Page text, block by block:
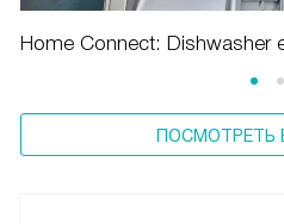
Home Connect: Dishwasher
ПОСМОТРЕТЬ